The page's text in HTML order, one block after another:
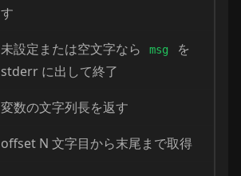
す
未設定または空文字なら msg
を
stderr に出して終了
変数の文字列長を返す
offset N 文字目から末尾まで取得